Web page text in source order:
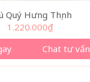
Quý Hưng Thịnh
1.220.000₫
Chat tư vấn